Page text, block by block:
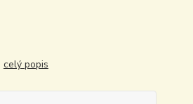
celý popis